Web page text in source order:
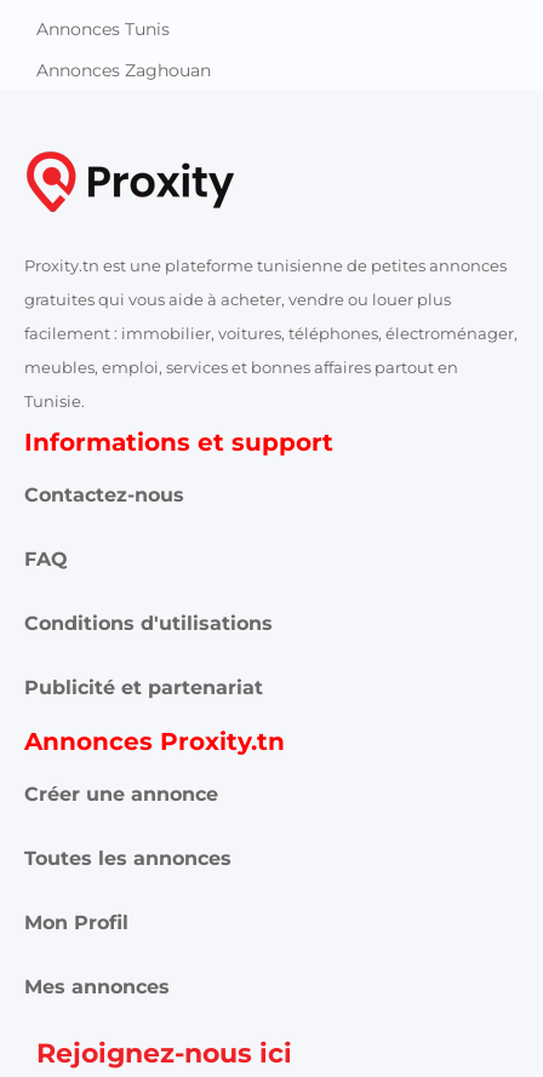
Annonces Tunis
Annonces Zaghouan
Proxity.tn est une plateforme tunisienne de petites annonces
gratuites qui vous aide à acheter, vendre ou louer plus
facilement : immobilier, voitures, téléphones, électroménager,
meubles, emploi, services et bonnes affaires partout en
Tunisie.
Informations et support
Contactez-nous
FAQ
Conditions d'utilisations
Publicité et partenariat
Annonces Proxity.tn
Créer une annonce
Toutes les annonces
Mon Profil
Mes annonces
Rejoignez-nous ici